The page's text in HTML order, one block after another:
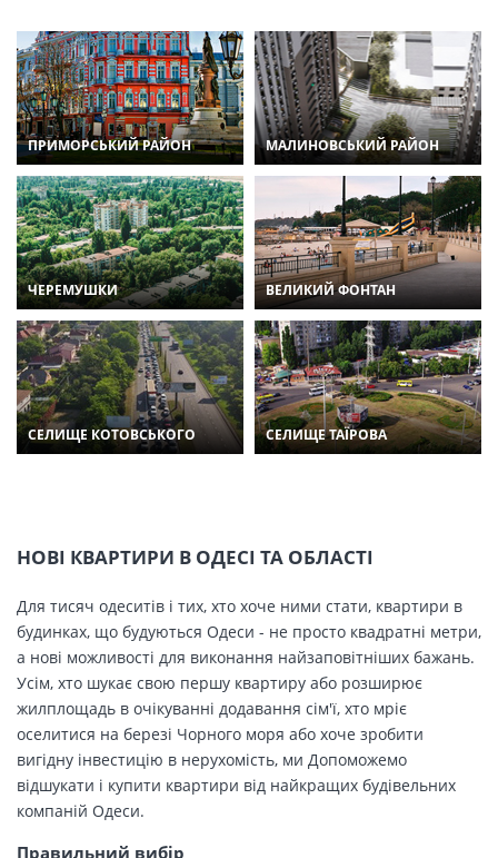
ПРИМОРСЬКИЙ РАЙОН МАЛИНОВСЬКИЙ РАЙОН
ЧЕРЕМУШКИ ВЕЛИКИЙ ФОНТАН
СЕЛИЩЕ КОТОВСЬКОГО СЕЛИЩЕ ТАЇРОВА
НОВІ КВАРТИРИ В ОДЕСІ ТА ОБЛАСТІ
Для тисяч одеситів і тих, хто хоче ними стати, квартири в
будинках, що будуються Одеси - не просто квадратні метри,
а нові можливості для виконання найзаповітніших бажань.
Усім, хто шукає свою першу квартиру або розширює
жилплощадь в очікуванні додавання сім'ї, хто мріє
оселитися на березі Чорного моря або хоче зробити
вигідну інвестицію в нерухомість, ми Допоможемо
відшукати і купити квартири від найкращих будівельних
компаній Одеси.
Правильний вибір